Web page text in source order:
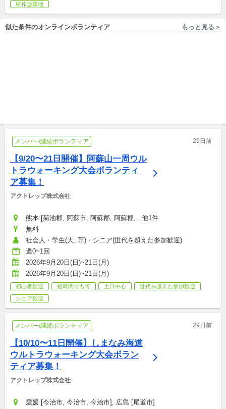
耕作放棄地
似た条件のオンラインボランティア もっと見る＞
メンバー/継続ボランティア 29日前
【9/20〜21日開催】阿蘇山一周ウル
トラウォーキング大会ボランティ
ア募集！
アクトレップ株式会社
熊本 [菊池郡, 阿蘇市, 阿蘇郡, 阿蘇郡,...他1件
無料
社会人・学生(大, 専)・シニア(世代を超えた参加歓迎)
週0~1回
2026年9月20日(日)~21日(月)
2026年9月20日(日)~21日(月)
初心者歓迎 短時間でも可 土日中心
世代を超えた参加歓迎
シニア歓迎
メンバー/継続ボランティア 29日前
【10/10〜11日開催】しまなみ海道
ウルトラウォーキング大会ボラン
ティア募集！
アクトレップ株式会社
愛媛 [今治市, 今治市, 今治市], 広島 [尾道市]